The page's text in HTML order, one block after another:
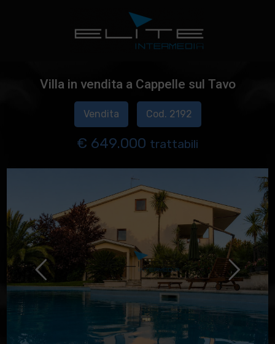
Villa in vendita a Cappelle sul Tavo
Vendita Cod. 2192
€ 649.000 trattabili